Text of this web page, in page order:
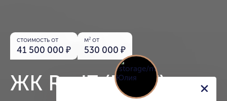
стоимость от
41 500 000₽
м2 от
530 000₽
ЖК Red7 (Ред7)